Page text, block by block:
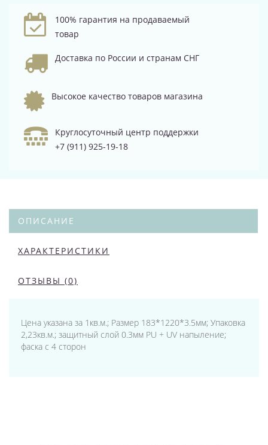
100% гарантия на продаваемый
товар
Доставка по России и странам СНГ
Высокое качество товаров магазина
Круглосуточный центр поддержки
+7 (911) 925-19-18
ОПИСАНИЕ
ХАРАКТЕРИСТИКИ
ОТЗЫВЫ (0)
Цена указана за 1кв.м.; Размер 183*1220*3.5мм; Упаковка
2,23кв.м.; защитный слой 0.3мм PU + UV напыление;
фаска с 4 сторон